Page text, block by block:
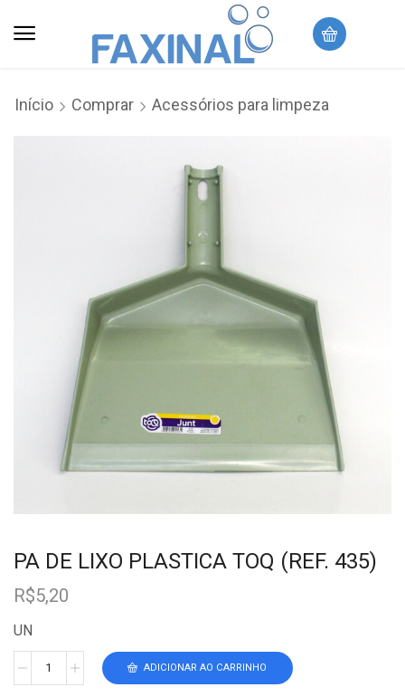
Início Comprar Acessórios para limpeza
PA DE LIXO PLASTICA TOQ (REF. 435)
R$5,20
UN
ADICIONAR AO CARRINHO